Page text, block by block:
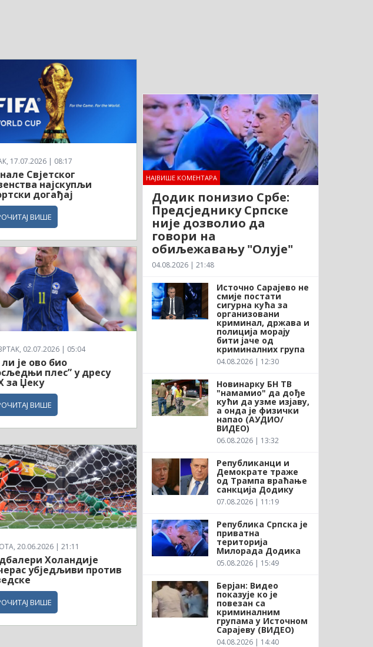
17.07.2026 | 08:17
Свјетског
најскупљи
догађај
ВИШЕ
02.07.2026 | 05:04
је ово био
плес” у дресу
за Џеку
ВИШЕ
20.06.2026 | 21:11
Холандије
убједљиви против
ВИШЕ
НАЈВИШЕ КОМЕНТАРА
Додик понизио Србе:
Предсједнику Српске
није дозволио да
говори на
обиљежавању "Олује"
04.08.2026 | 21:48
Источно Сарајево не
смије постати
сигурна кућа за
организовани
криминал, држава и
полиција морају
бити јаче од
криминалних група
04.08.2026 | 12:30
Новинарку БН ТВ
"намамио" да дође
кући да узме изјаву,
а онда је физички
напао (АУДИО/
ВИДЕО)
06.08.2026 | 13:32
Републиканци и
Демократе траже
од Трампа враћање
санкција Додику
07.08.2026 | 11:19
Република Српска је
приватна
територија
Милорада Додика
05.08.2026 | 15:49
Берјан: Видео
показује ко је
повезан са
криминалним
групама у Источном
Сарајеву (ВИДЕО)
04.08.2026 | 14:40